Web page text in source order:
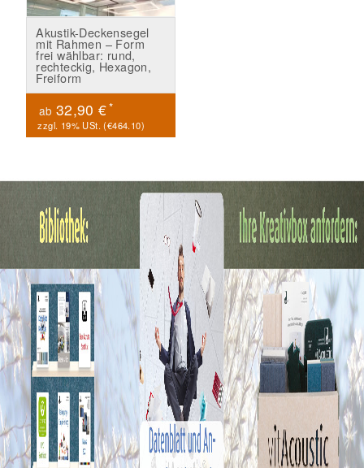
Akustik-Deckensegel
mit Rahmen – Form
frei wählbar: rund,
rechteckig, Hexagon,
Freiform
ab 32,90 €*
zzgl. 19% USt. (€464.10)